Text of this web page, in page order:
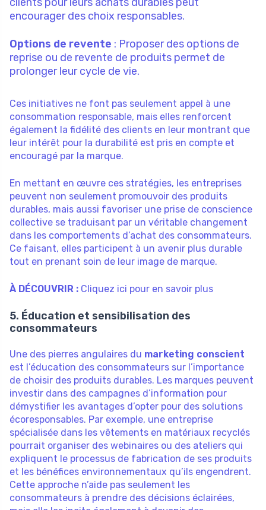
encourager des choix responsables.
Options de revente : Proposer des options de
reprise ou de revente de produits permet de
prolonger leur cycle de vie.
Ces initiatives ne font pas seulement appel à une
consommation responsable, mais elles renforcent
également la fidélité des clients en leur montrant que
leur intérêt pour la durabilité est pris en compte et
encouragé par la marque.
En mettant en œuvre ces stratégies, les entreprises
peuvent non seulement promouvoir des produits
durables, mais aussi favoriser une prise de conscience
collective se traduisant par un véritable changement
dans les comportements d’achat des consommateurs.
Ce faisant, elles participent à un avenir plus durable
tout en prenant soin de leur image de marque.
À DÉCOUVRIR : Cliquez ici pour en savoir plus
5. Éducation et sensibilisation des
consommateurs
Une des pierres angulaires du marketing conscient
est l’éducation des consommateurs sur l’importance
de choisir des produits durables. Les marques peuvent
investir dans des campagnes d’information pour
démystifier les avantages d’opter pour des solutions
écoresponsables. Par exemple, une entreprise
spécialisée dans les vêtements en matériaux recyclés
pourrait organiser des webinaires ou des ateliers qui
expliquent le processus de fabrication de ses produits
et les bénéfices environnementaux qu’ils engendrent.
Cette approche n’aide pas seulement les
consommateurs à prendre des décisions éclairées,